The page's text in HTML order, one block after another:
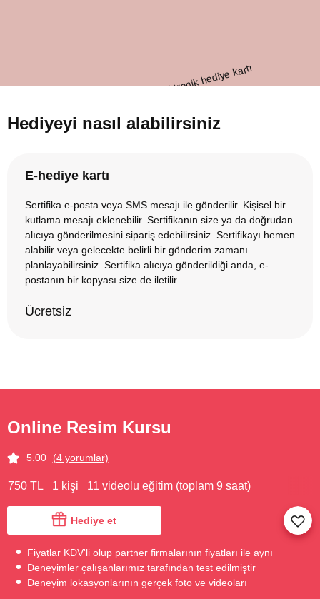
Hediyeyi nasıl alabilirsiniz
E-hediye kartı
Sertifika e-posta veya SMS mesajı ile gönderilir. Kişisel bir
kutlama mesajı eklenebilir. Sertifikanın size ya da doğrudan
alıcıya gönderilmesini sipariş edebilirsiniz. Sertifikayı hemen
alabilir veya gelecekte belirli bir gönderim zamanı
planlayabilirsiniz. Sertifika alıcıya gönderildiği anda, e-
postanın bir kopyası size de iletilir.
Ücretsiz
Online Resim Kursu
5.00 (4 yorumlar)
750 TL 1 kişi 11 videolu eğitim (toplam 9 saat)
Hediye et
Fiyatlar KDV'li olup partner firmalarının fiyatları ile aynı
Deneyimler çalışanlarımız tarafından test edilmiştir
Deneyim lokasyonlarının gerçek foto ve videoları